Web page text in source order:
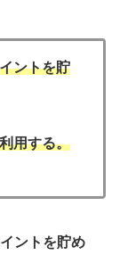
ントを貯
用する。
ントを貯め